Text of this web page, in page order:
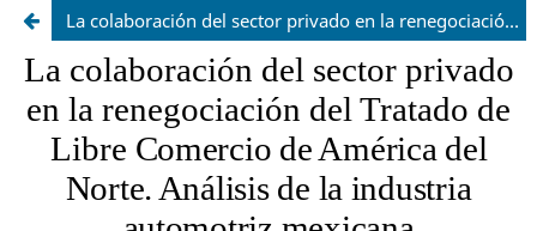
La colaboración del sector privado en la renegociación del Tratado de Libre Comercio de América del Norte. Análisis de la industria automotriz Mexicana